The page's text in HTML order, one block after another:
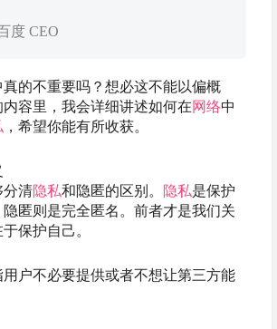
度 CEO
的不重要吗？想必这不能以偏概
容里，我会详细讲述如何在网络中
，希望你能有所收获。
分清隐私和隐匿的区别。 隐私是保护
隐匿则是完全匿名。前者才是我们关
保护自己。
用户不必要提供或者不想让第三方能